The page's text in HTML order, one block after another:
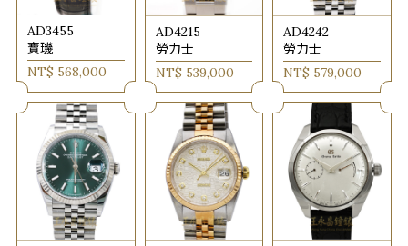
AD3455
寶璣
NT$ 568,000
AD4215
勞力士
NT$ 539,000
AD4242
勞力士
NT$ 579,000